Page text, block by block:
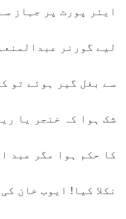
ایئر پورٹ پر جہاز
لیے گورنر
سے بغل گیر ہوئے تو
شک ہوا کہ خنجر یا
کا حکم ہوا مگر عبد
نکلا کیا! ایوب خان